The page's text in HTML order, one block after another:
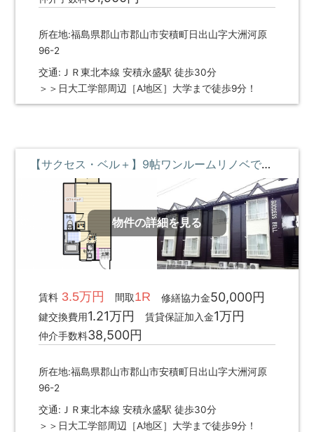
所在地:福島県郡山市郡山市安積町日出山字大洲河原
96-2
交通:ＪＲ東北本線 安積永盛駅 徒歩30分
＞＞日大工学部周辺［A地区］大学まで徒歩9分！
【サクセス・ベル＋】9帖ワンルームリノベで魅力が詰まったお部屋♪ ②階 **即入居募集中**
物件の詳細を見る
賃料3.5万円 間取1R 修繕協力金50,000円
鍵交換費用1.21万円 賃貸保証加入金1万円
仲介手数料38,500円
所在地:福島県郡山市郡山市安積町日出山字大洲河原
96-2
交通:ＪＲ東北本線 安積永盛駅 徒歩30分
＞＞日大工学部周辺［A地区］大学まで徒歩9分！